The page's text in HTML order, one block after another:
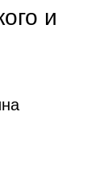
и